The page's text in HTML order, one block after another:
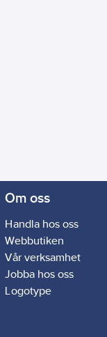
Om oss
Handla hos oss
Webbutiken
Vår verksamhet
Jobba hos oss
Logotype